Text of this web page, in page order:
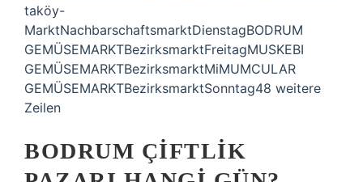
taköy-
MarktNachbarschaftsmarktDienstagBODRUM
GEMÜSEMARKTBezirksmarktFreitagMUSKEBI
GEMÜSEMARKTBezirksmarktMiMUMCULAR
GEMÜSEMARKTBezirksmarktSonntag48 weitere
Zeilen
BODRUM ÇIFTLIK